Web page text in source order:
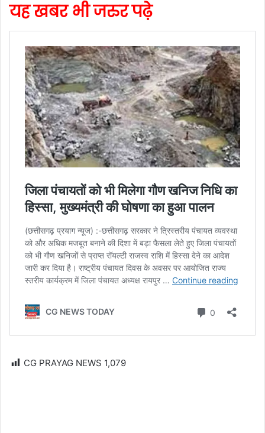
यह खबर भी जरुर पढ़े
CG PRAYAG NEWS 1,079